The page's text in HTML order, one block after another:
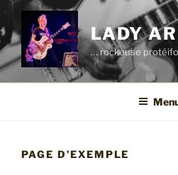
Aller
au
contenu
principal
LADY
… rockeuse
PAGE D’EXEMPLE